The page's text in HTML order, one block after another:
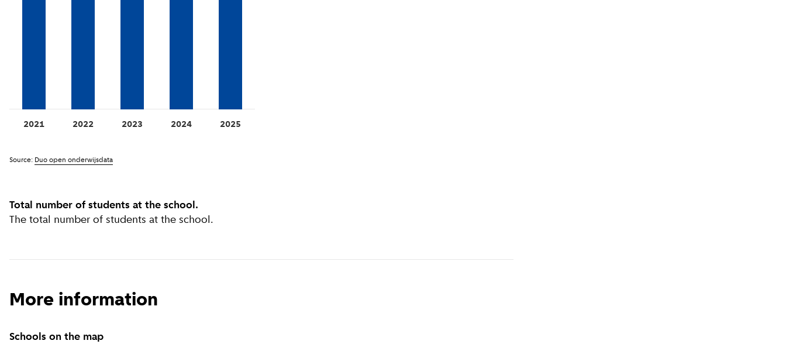
Total number of students at the school.
The total number of students at the school.
2021 2022 2023 2024 2025
Source: Duo open onderwijsdata
More information
Schools on the map